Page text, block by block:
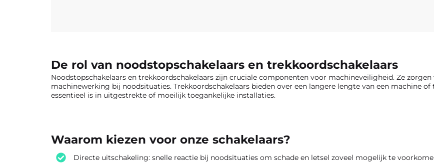
De rol van noodstopschakelaars en trekkoordschakelaars
Noodstopschakelaars en trekkoordschakelaars zijn cruciale componenten voor machineveiligheid. Ze
machinewerking bij noodsituaties. Trekkoordschakelaars bieden over een langere lengte van een machine
essentieel is in uitgestrekte of moeilijk toegankelijke installaties.
Waarom kiezen voor onze schakelaars?
Directe uitschakeling: snelle reactie bij noodsituaties om schade en letsel zoveel mogelijk te